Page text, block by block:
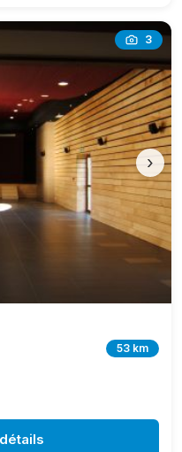
3
›
53 km